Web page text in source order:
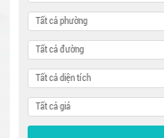
Tất cả phường
Tất cả đường
Tất cả diện tích
Tất cả giá